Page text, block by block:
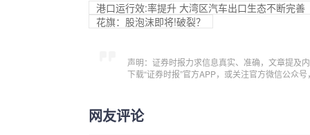
港口运行效:率提升 大湾区汽车出口生态不断完善
花旗： 股泡沫即将!破裂？
声明：证券时报力求信息真实、准确，文章提及
下载“证券时报”官方APP，或关注官方微信公众
网友评论